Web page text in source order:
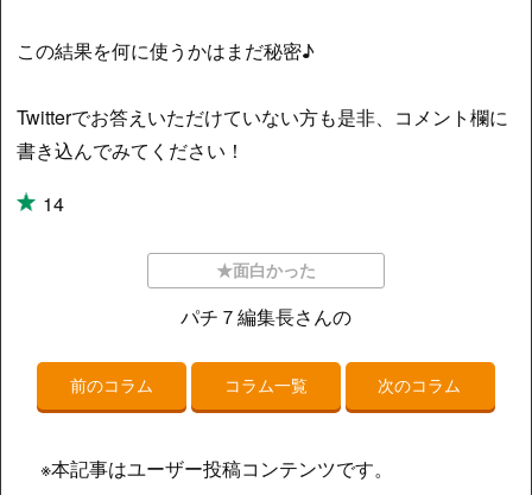
この結果を何に使うかはまだ秘密♪
Twitterでお答えいただけていない方も是非、コメント欄に
書き込んでみてください！
14
★面白かった
パチ７編集長さんの
前のコラム コラム一覧 次のコラム
※本記事はユーザー投稿コンテンツです。